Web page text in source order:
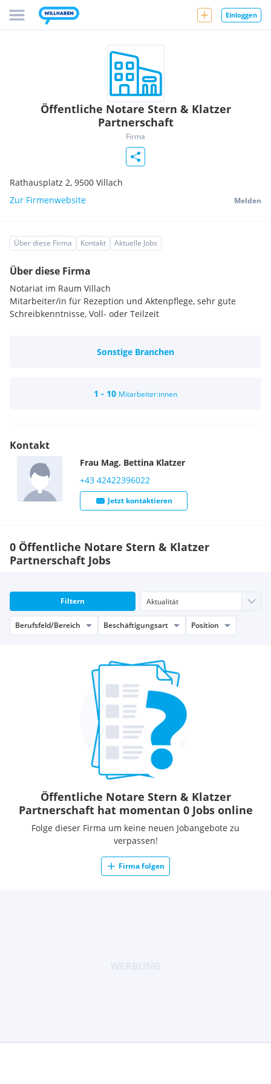
Einloggen
Öffentliche Notare Stern & Klatzer
Partnerschaft
Firma
Rathausplatz 2, 9500 Villach
Zur Firmenwebsite
Melden
Über diese Firma Kontakt Aktuelle Jobs
Über diese Firma
Notariat im Raum Villach
Mitarbeiter/in für Rezeption und Aktenpflege, sehr gute
Schreibkenntnisse, Voll- oder Teilzeit
Sonstige Branchen
1 - 10 Mitarbeiter:innen
Kontakt
Frau Mag. Bettina Klatzer
+43 42422396022
Jetzt kontaktieren
0 Öffentliche Notare Stern & Klatzer
Partnerschaft Jobs
Filtern
Berufsfeld/Bereich Beschäftigungsart Position
Öffentliche Notare Stern & Klatzer
Partnerschaft hat momentan 0 Jobs online
Folge dieser Firma um keine neuen Jobangebote zu
verpassen!
Firma folgen